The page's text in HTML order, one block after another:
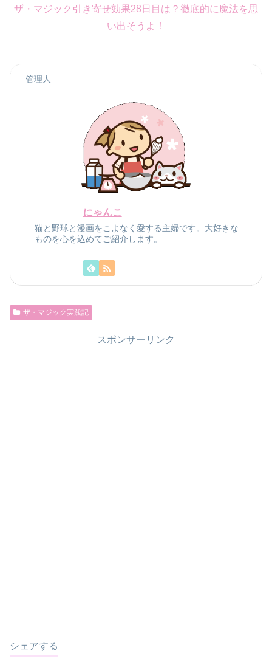
ザ・マジック引き寄せ効果28日目は？徹底的に魔法を思
い出そうよ！
管理人
にゃんこ
猫と野球と漫画をこよなく愛する主婦です。大好きな
ものを心を込めてご紹介します。
ザ・マジック実践記
スポンサーリンク
シェアする